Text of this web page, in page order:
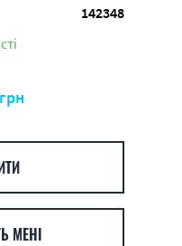
142348
грн
МЕНІ